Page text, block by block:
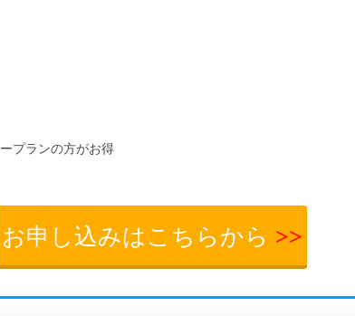
プランの方がお得
お申し込みはこちらから >>